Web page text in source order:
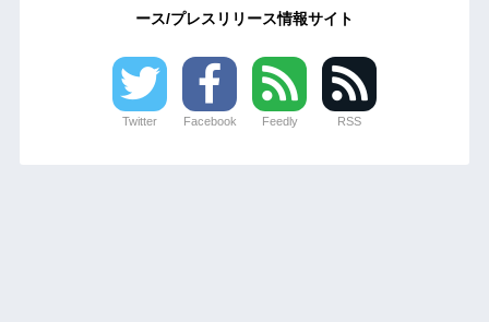
ース/プレスリリース情報サイト
Twitter Facebook Feedly RSS